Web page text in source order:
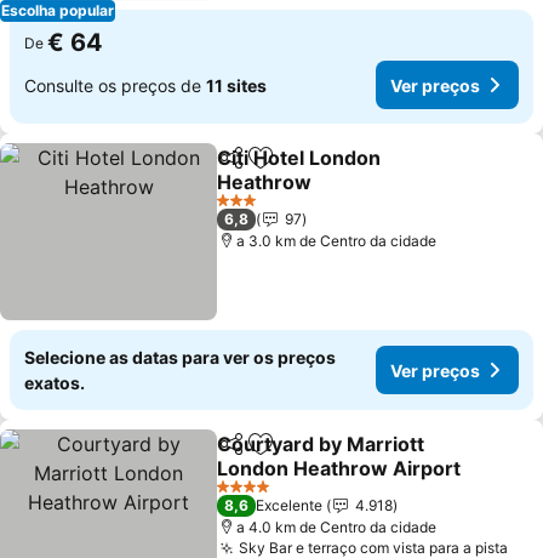
Escolha popular
De € 64
Consulte os preços de 11 sites Ver preços
PartilharAdicionar aos favoritos
Citi Hotel London
Heathrow
Ver preços
3 Estrelas
6,8
97
a 3.0 km de Centro da cidade
Selecione as datas para ver os preços
exatos.
Ver preços
PartilharAdicionar aos favoritos
Courtyard by Marriott
London Heathrow Airport
Ver preços
4 Estrelas
8,6 Excelente
4.918
a 4.0 km de Centro da cidade
Sky Bar e terraço com vista para a pista